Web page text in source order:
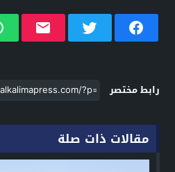
رابط مختصر
مقالات ذات صلة